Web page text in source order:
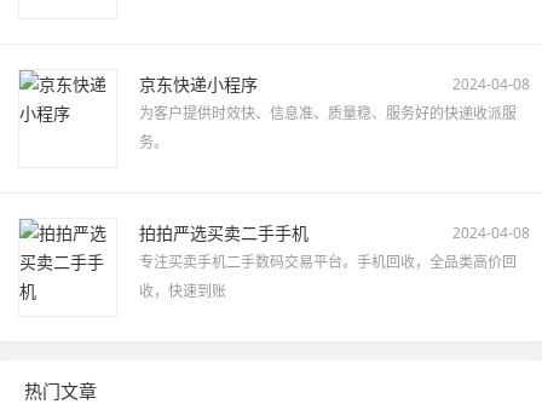
京东快递小程序
2024-04-08
为客户提供时效快、信息准、质量稳、服务好的快递收派服
务。
拍拍严选买卖二手手机
2024-04-08
专注买卖手机二手数码交易平台。手机回收，全品类高价回
收，快速到账
热门文章